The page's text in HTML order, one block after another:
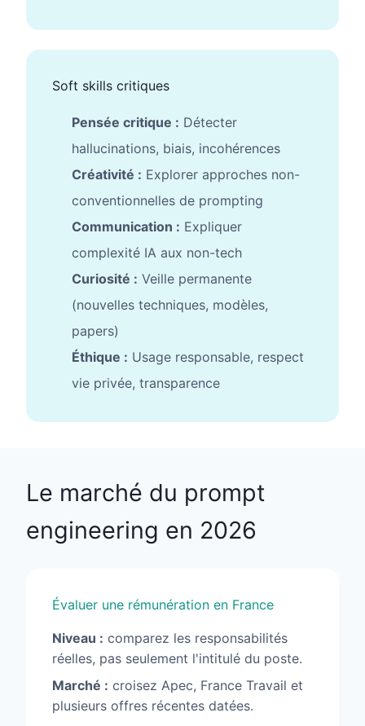
Soft skills critiques
Pensée critique : Détecter
hallucinations, biais, incohérences
Créativité : Explorer approches non-
conventionnelles de prompting
Communication : Expliquer
complexité IA aux non-tech
Curiosité : Veille permanente
(nouvelles techniques, modèles,
papers)
Éthique : Usage responsable, respect
vie privée, transparence
Le marché du prompt
engineering en 2026
Évaluer une rémunération en France
Niveau : comparez les responsabilités
réelles, pas seulement l'intitulé du poste.
Marché : croisez Apec, France Travail et
plusieurs offres récentes datées.